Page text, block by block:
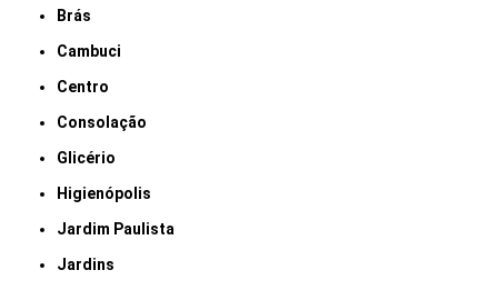
Brás
Cambuci
Centro
Consolação
Glicério
Higienópolis
Jardim Paulista
Jardins